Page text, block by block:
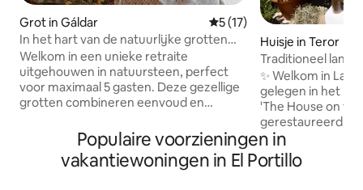
Grot in Gáldar Gemiddelde beoordeling
5 (17)
In het hart van de natuurlijke grotten
met vrienden en familie
Welkom in een unieke retraite
uitgehouwen in natuursteen, perfect
voor maximaal 5 gasten. Deze gezellige
grotten combineren eenvoud en
gerestaureerd met natuurlijke
materialen om een rustige ontsnapping
te bieden. Geniet van frisse lucht, een
Huisje in Teror
Traditioneel
✨ Welkom in La
gelegen in het
'The House on
gerestaureerd,
Canarisch huis
adembenemend
uitstrekt tot aan
Populaire voorzieningen in
vakantiewoningen in El Portillo